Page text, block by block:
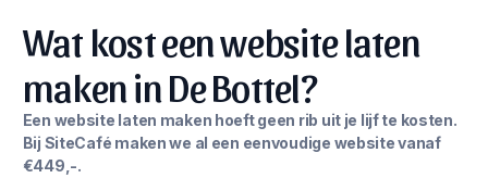
Wat kost een website laten
maken in De Bottel?
Een website laten maken hoeft geen rib uit je lijf te kosten.
Bij SiteCafé maken we al een eenvoudige website vanaf
€449,-.